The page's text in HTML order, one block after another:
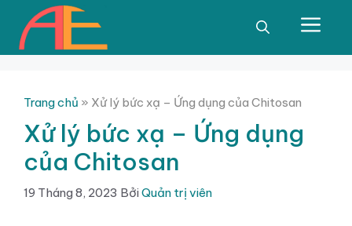
Chuyển
dung
Trang chủ » Xử lý bức xạ – Ứng dụng của Chitosan
Xử lý bức xạ – Ứng dụng
của Chitosan
19 Tháng 8, 2023 BởiQuản trị viên